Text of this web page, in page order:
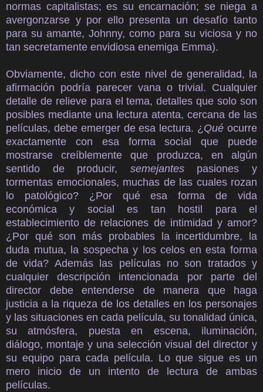
normas capitalistas; es su encarnación; se niega a
avergonzarse y por ello presenta un desafío tanto
para su amante, Johnny, como para su viciosa y no
tan secretamente envidiosa enemiga Emma).
Obviamente, dicho con este nivel de generalidad, la
afirmación podría parecer vana o trivial. Cualquier
detalle de relieve para el tema, detalles que solo son
posibles mediante una lectura atenta, cercana de las
películas, debe emerger de esa lectura. ¿Qué ocurre
exactamente con esa forma social que puede
mostrarse creíblemente que produzca, en algún
sentido de producir, semejantespasiones y
tormentas emocionales, muchas de las cuales rozan
lo patológico? ¿Por qué esa forma de vida
económica y social es tan hostil para el
establecimiento de relaciones de intimidad y amor?
¿Por qué son más probables la incertidumbre, la
duda mutua, la sospecha y los celos en esta forma
de vida? Además las películas no son tratados y
cualquier descripción intencionada por parte del
director debe entenderse de manera que haga
justicia a la riqueza de los detalles en los personajes
y las situaciones en cada película, su tonalidad única,
su atmósfera, puesta en escena, iluminación,
diálogo, montaje y una selección visual del director y
su equipo para cada película. Lo que sigue es un
mero inicio de un intento de lectura de ambas
películas.